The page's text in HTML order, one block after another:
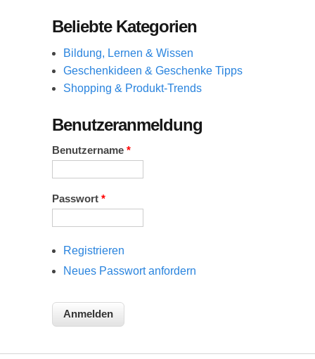
Beliebte Kategorien
Bildung, Lernen & Wissen
Geschenkideen & Geschenke Tipps
Shopping & Produkt-Trends
Benutzeranmeldung
Benutzername *
Passwort *
Registrieren
Neues Passwort anfordern